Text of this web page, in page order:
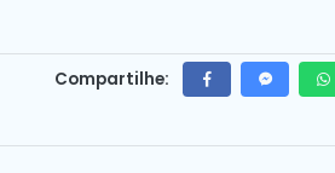
Compartilhe: